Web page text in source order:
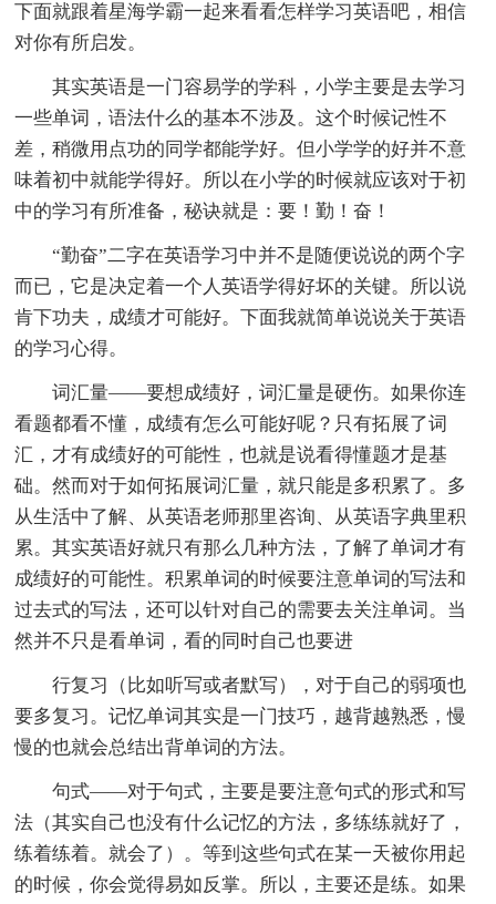
下面就跟着星海学霸一起来看看怎样学习英语吧，相信
对你有所启发。
其实英语是一门容易学的学科，小学主要是去学习
一些单词，语法什么的基本不涉及。这个时候记性不
差，稍微用点功的同学都能学好。但小学学的好并不意
味着初中就能学得好。所以在小学的时候就应该对于初
中的学习有所准备，秘诀就是：要！勤！奋！
“勤奋”二字在英语学习中并不是随便说说的两个字
而已，它是决定着一个人英语学得好坏的关键。所以说
肯下功夫，成绩才可能好。下面我就简单说说关于英语
的学习心得。
词汇量——要想成绩好，词汇量是硬伤。如果你连
看题都看不懂，成绩有怎么可能好呢？只有拓展了词
汇，才有成绩好的可能性，也就是说看得懂题才是基
础。然而对于如何拓展词汇量，就只能是多积累了。多
从生活中了解、从英语老师那里咨询、从英语字典里积
累。其实英语好就只有那么几种方法，了解了单词才有
成绩好的可能性。积累单词的时候要注意单词的写法和
过去式的写法，还可以针对自己的需要去关注单词。当
然并不只是看单词，看的同时自己也要进
行复习（比如听写或者默写），对于自己的弱项也
要多复习。记忆单词其实是一门技巧，越背越熟悉，慢
慢的也就会总结出背单词的方法。
句式——对于句式，主要是要注意句式的形式和写
法（其实自己也没有什么记忆的方法，多练练就好了，
练着练着。就会了）。等到这些句式在某一天被你用起
的时候，你会觉得易如反掌。所以，主要还是练。如果